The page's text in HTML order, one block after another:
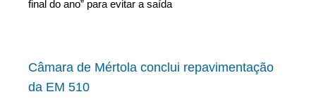
final do ano” para evitar a saída
Câmara de Mértola conclui repavimentação
da EM 510